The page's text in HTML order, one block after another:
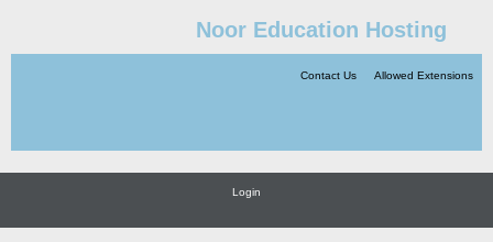
Noor Education Hosting
Allowed Extensions
Contact Us
Login